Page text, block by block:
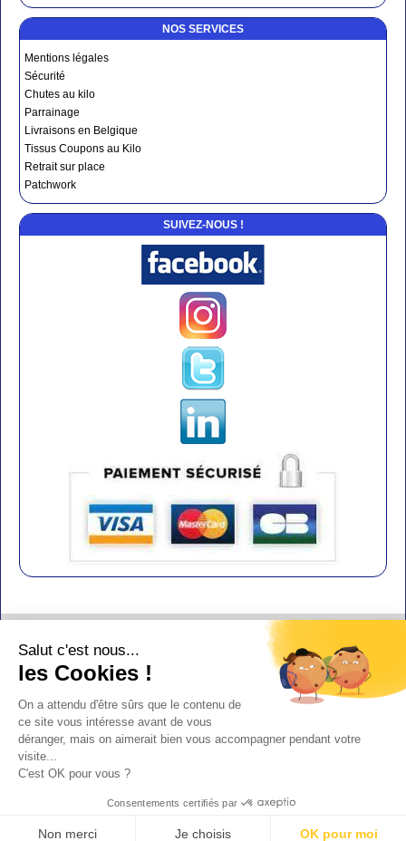
NOS SERVICES
Mentions légales
Sécurité
Chutes au kilo
Parrainage
Livraisons en Belgique
Tissus Coupons au Kilo
Retrait sur place
Patchwork
SUIVEZ-NOUS !
Mentions légales
Y-Proximité / Aliénor.net
Salut c'est nous...
les Cookies !
On a attendu d'être sûrs que le contenu de
ce site vous intéresse avant de vous
déranger, mais on aimerait bien vous accompagner pendant votre
visite...
C'est OK pour vous ?
Consentements certifiés par
Non merci Je choisis OK pour moi